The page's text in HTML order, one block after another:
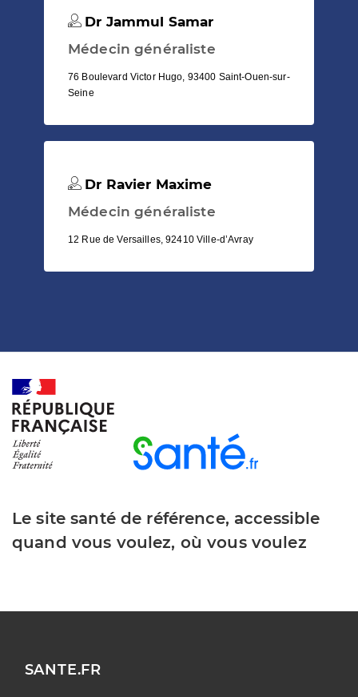
Dr Jammul Samar
Médecin généraliste
76 Boulevard Victor Hugo, 93400 Saint-Ouen-sur-
Seine
Dr Ravier Maxime
Médecin généraliste
12 Rue de Versailles, 92410 Ville-d’Avray
Le site santé de référence, accessible
quand vous voulez, où vous voulez
SANTE.FR